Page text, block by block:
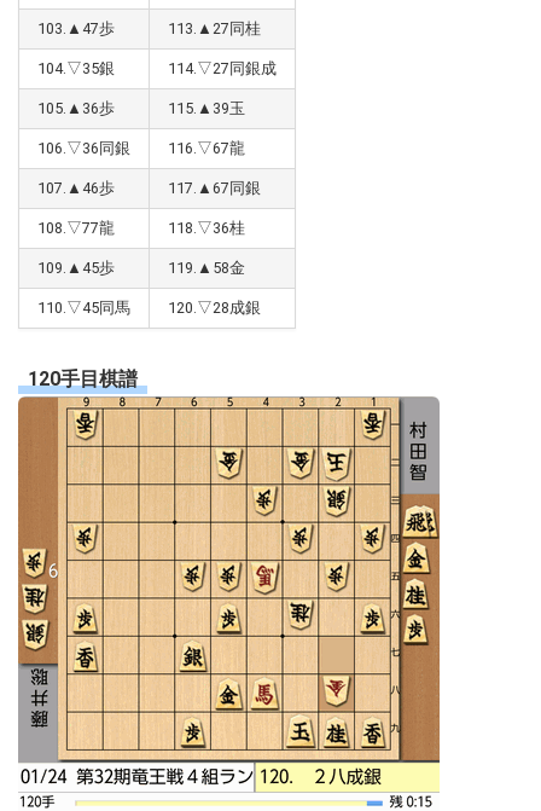
103.▲47歩 113.▲27同桂
104.▽35銀 114.▽27同銀成
105.▲36歩 115.▲39玉
106.▽36同銀 116.▽67龍
107.▲46歩 117.▲67同銀
108.▽77龍 118.▽36桂
109.▲45歩 119.▲58金
110.▽45同馬 120.▽28成銀
120手目棋譜